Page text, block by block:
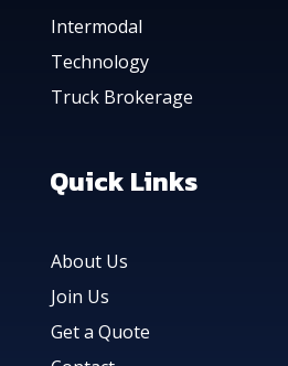
Intermodal
Technology
Truck Brokerage
Quick Links
About Us
Join Us
Get a Quote